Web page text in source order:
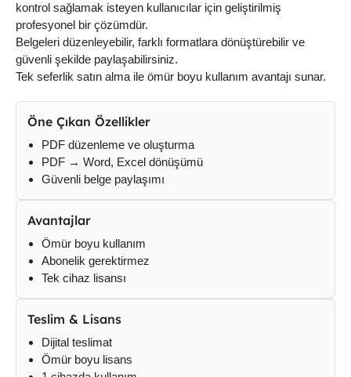
kontrol sağlamak isteyen kullanıcılar için geliştirilmiş
profesyonel bir çözümdür.
Belgeleri düzenleyebilir, farklı formatlara dönüştürebilir ve
güvenli şekilde paylaşabilirsiniz.
Tek seferlik satın alma ile ömür boyu kullanım avantajı sunar.
Öne Çıkan Özellikler
PDF düzenleme ve oluşturma
PDF → Word, Excel dönüşümü
Güvenli belge paylaşımı
Avantajlar
Ömür boyu kullanım
Abonelik gerektirmez
Tek cihaz lisansı
Teslim & Lisans
Dijital teslimat
Ömür boyu lisans